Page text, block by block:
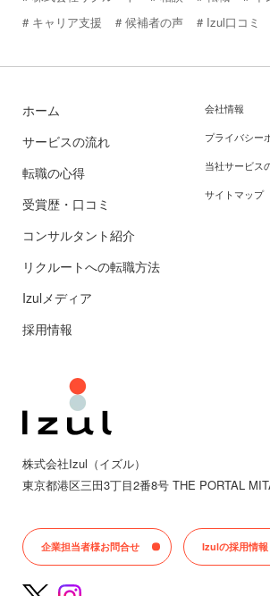
キャリア支援
候補者の声 Izul口コミ
株式会社Izul（イズル）
東京都港区三田3丁目2番8号 THE PORTAL
企業担当者様お問合せ Izulの採用情報
ホーム
サービスの流れ
転職の心得
受賞歴・口コミ
コンサルタント紹介
リクルートへの転職方法
Izulメディア
採用情報
会社情報
プライバシー
当社サービス
サイトマップ